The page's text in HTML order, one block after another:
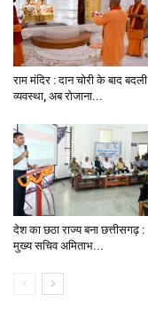
राम मंदिर : दान चोरी के बाद बदली
व्यवस्था, अब रोजाना...
देश का छठा राज्य बना छत्तीसगढ़ :
मुख्य सचिव अमिताभ...